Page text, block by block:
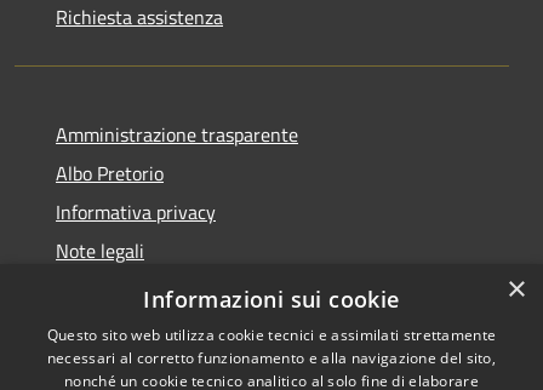
Richiesta assistenza
Amministrazione trasparente
Albo Pretorio
Informativa privacy
Note legali
Dichiarazione di accessibilità
×
Informazioni sui cookie
Questo sito web utilizza cookie tecnici e assimilati strettamente
necessari al corretto funzionamento e alla navigazione del sito,
nonché un cookie tecnico analitico al solo fine di elaborare